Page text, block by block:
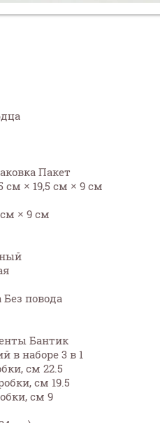
Пакет
см × 19,5 см × 9 см
× 9 см
повода
Бантик
в наборе 3 в 1
см 22.5
см 19.5
см 9